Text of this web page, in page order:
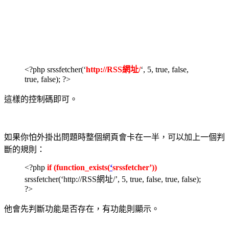
<?php srssfetcher(‘http://RSS網址/‘, 5, true, false,
true, false); ?>
這樣的控制碼即可。
如果你怕外掛出問題時整個網頁會卡在一半，可以加上一個判
斷的規則：
<?php if (function_exists(‘srssfetcher’))
srssfetcher(‘http://RSS網址/’, 5, true, false, true, false);
?>
他會先判斷功能是否存在，有功能則顯示。